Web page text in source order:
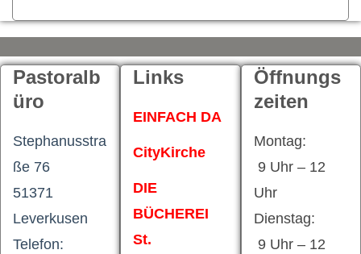
Pastoralb
üro
Stephanusstra
ße 76
51371
Leverkusen
Telefon:
Links
EINFACH DA
CityKirche
DIE
BÜCHEREI
St.
Öffnungs
zeiten
Montag:
9 Uhr – 12
Uhr
Dienstag:
9 Uhr – 12